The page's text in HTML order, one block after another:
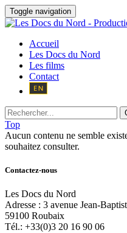
Toggle navigation
Accueil
Les Docs du Nord
Les films
Contact
Top
Aucun contenu ne semble
souhaitez consulter.
Contactez-nous
Les Docs du Nord
Adresse : 3 avenue Jean-
59100 Roubaix
Tél.: +33(0)3 20 16 90 06